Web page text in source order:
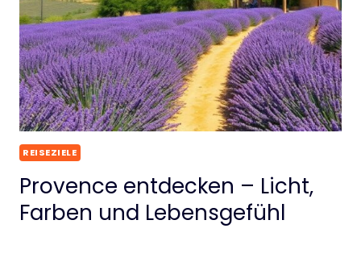
REISEZIELE
Provence entdecken – Licht,
Farben und Lebensgefühl